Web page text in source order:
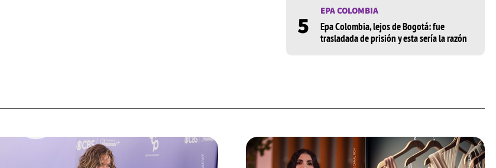
5
EPA COLOMBIA
Epa Colombia, lejos de Bogotá: fue
trasladada de prisión y esta sería la razón